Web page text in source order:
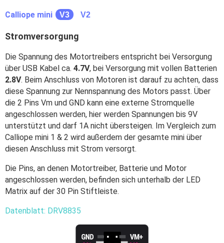
Calliope mini V3 V2
Stromversorgung
Die Spannung des Motortreibers entspricht bei Versorgung
über USB Kabel ca. 4.7V, bei Versorgung mit vollen Batterien
2.8V. Beim Anschluss von Motoren ist darauf zu achten, dass
diese Spannung zur Nennspannung des Motors passt. Über
die 2 Pins Vm und GND kann eine externe Stromquelle
angeschlossen werden, hier werden Spannungen bis 9V
unterstützt und darf 1A nicht übersteigen. Im Vergleich zum
Calliope mini 1 & 2 wird außerdem der gesamte mini über
diesen Anschluss mit Strom versorgt.
Die Pins, an denen Motortreiber, Batterie und Motor
angeschlossen werden, befinden sich unterhalb der LED
Matrix auf der 30 Pin Stiftleiste.
Datenblatt: DRV8835